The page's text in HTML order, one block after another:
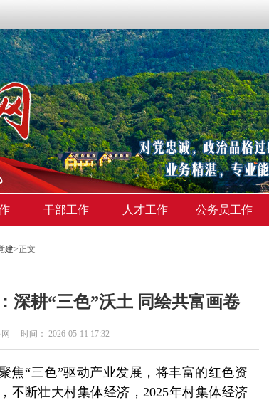
干部工作 人才工作 公务员工作
建>正文
深耕“三色”沃土 同绘共富画卷
时间： 2026-05-11 17:32
焦“三色”驱动产业发展，将丰富的红色资
不断壮大村集体经济，2025年村集体经济